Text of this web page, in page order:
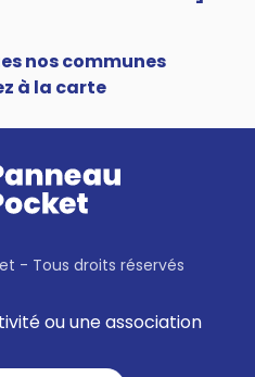
nos communes
à la carte
- Tous droits réservés
ou une association